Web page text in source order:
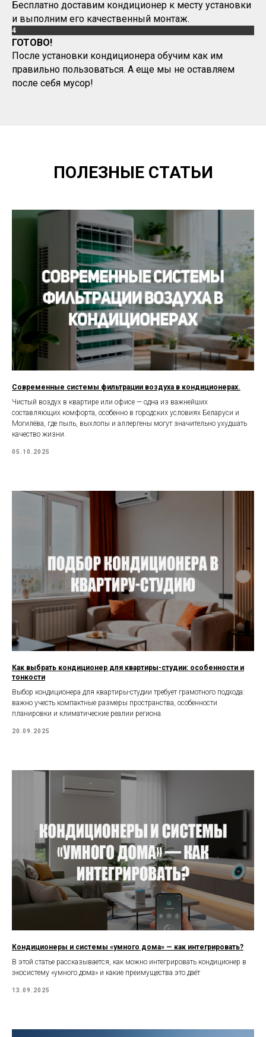
Бесплатно доставим кондиционер к месту установки
и выполним его качественный монтаж.
4
ГОТОВО!
После установки кондиционера обучим как им
правильно пользоваться. А еще мы не оставляем
после себя мусор!
ПОЛЕЗНЫЕ СТАТЬИ
Современные системы фильтрации воздуха в кондиционерах.
Чистый воздух в квартире или офисе — одна из важнейших
составляющих комфорта, особенно в городских условиях Беларуси и
Могилёва, где пыль, выхлопы и аллергены могут значительно ухудшать
качество жизни.
05.10.2025
Как выбрать кондиционер для квартиры-студии: особенности и
тонкости
Выбор кондиционера для квартиры-студии требует грамотного подхода:
важно учесть компактные размеры пространства, особенности
планировки и климатические реалии региона.
20.09.2025
Кондиционеры и системы «умного дома» — как интегрировать?
В этой статье рассказывается, как можно интегрировать кондиционер в
экосистему «умного дома» и какие преимущества это даёт
13.09.2025